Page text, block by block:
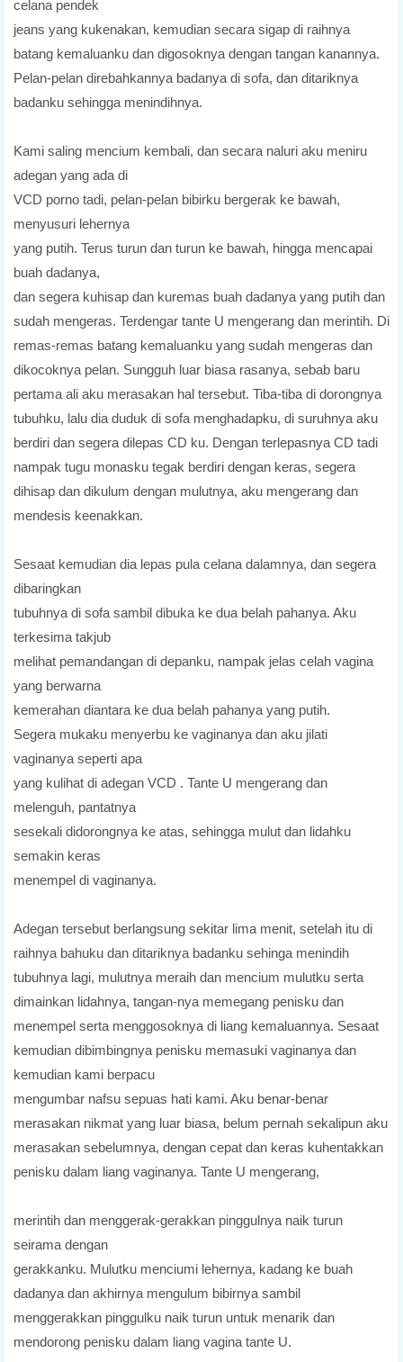
celana pendek
jeans yang kukenakan, kemudian secara sigap di raihnya
batang kemaluanku dan digosoknya dengan tangan kanannya.
Pelan-pelan direbahkannya badanya di sofa, dan ditariknya
badanku sehingga menindihnya.
Kami saling mencium kembali, dan secara naluri aku meniru
adegan yang ada di
VCD porno tadi, pelan-pelan bibirku bergerak ke bawah,
menyusuri lehernya
yang putih. Terus turun dan turun ke bawah, hingga mencapai
buah dadanya,
dan segera kuhisap dan kuremas buah dadanya yang putih dan
sudah mengeras. Terdengar tante U mengerang dan merintih. Di
remas-remas batang kemaluanku yang sudah mengeras dan
dikocoknya pelan. Sungguh luar biasa rasanya, sebab baru
pertama ali aku merasakan hal tersebut. Tiba-tiba di dorongnya
tubuhku, lalu dia duduk di sofa menghadapku, di suruhnya aku
berdiri dan segera dilepas CD ku. Dengan terlepasnya CD tadi
nampak tugu monasku tegak berdiri dengan keras, segera
dihisap dan dikulum dengan mulutnya, aku mengerang dan
mendesis keenakkan.
Sesaat kemudian dia lepas pula celana dalamnya, dan segera
dibaringkan
tubuhnya di sofa sambil dibuka ke dua belah pahanya. Aku
terkesima takjub
melihat pemandangan di depanku, nampak jelas celah vagina
yang berwarna
kemerahan diantara ke dua belah pahanya yang putih.
Segera mukaku menyerbu ke vaginanya dan aku jilati
vaginanya seperti apa
yang kulihat di adegan VCD . Tante U mengerang dan
melenguh, pantatnya
sesekali didorongnya ke atas, sehingga mulut dan lidahku
semakin keras
menempel di vaginanya.
Adegan tersebut berlangsung sekitar lima menit, setelah itu di
raihnya bahuku dan ditariknya badanku sehinga menindih
tubuhnya lagi, mulutnya meraih dan mencium mulutku serta
dimainkan lidahnya, tangan-nya memegang penisku dan
menempel serta menggosoknya di liang kemaluannya. Sesaat
kemudian dibimbingnya penisku memasuki vaginanya dan
kemudian kami berpacu
mengumbar nafsu sepuas hati kami. Aku benar-benar
merasakan nikmat yang luar biasa, belum pernah sekalipun aku
merasakan sebelumnya, dengan cepat dan keras kuhentakkan
penisku dalam liang vaginanya. Tante U mengerang,
merintih dan menggerak-gerakkan pinggulnya naik turun
seirama dengan
gerakkanku. Mulutku menciumi lehernya, kadang ke buah
dadanya dan akhirnya mengulum bibirnya sambil
menggerakkan pinggulku naik turun untuk menarik dan
mendorong penisku dalam liang vagina tante U.